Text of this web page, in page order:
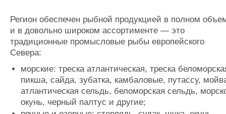
Регион обеспечен рыбной продукцией в полном
и в довольно широком ассортименте — это
традиционные промысловые рыбы европейского
Севера:
морские: треска атлантическая, треска
пикша, сайда, зубатка, камбаловые, путассу,
атлантическая сельдь, беломорская сельдь,
окунь, черный палтус и другие;